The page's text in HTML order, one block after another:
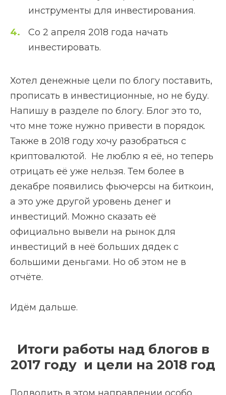
инструменты для инвестирования.
Со 2 апреля 2018 года начать
инвестировать.
Хотел денежные цели по блогу поставить,
прописать в инвестиционные, но не буду.
Напишу в разделе по блогу. Блог это то,
что мне тоже нужно привести в порядок.
Также в 2018 году хочу разобраться с
криптовалютой. Не люблю я её, но теперь
отрицать её уже нельзя. Тем более в
декабре появились фьючерсы на биткоин,
а это уже другой уровень денег и
инвестиций. Можно сказать её
официально вывели на рынок для
инвестиций в неё больших дядек с
большими деньгами. Но об этом не в
отчёте.
Идём дальше.
Итоги работы над блогов в
2017 году и цели на 2018 год